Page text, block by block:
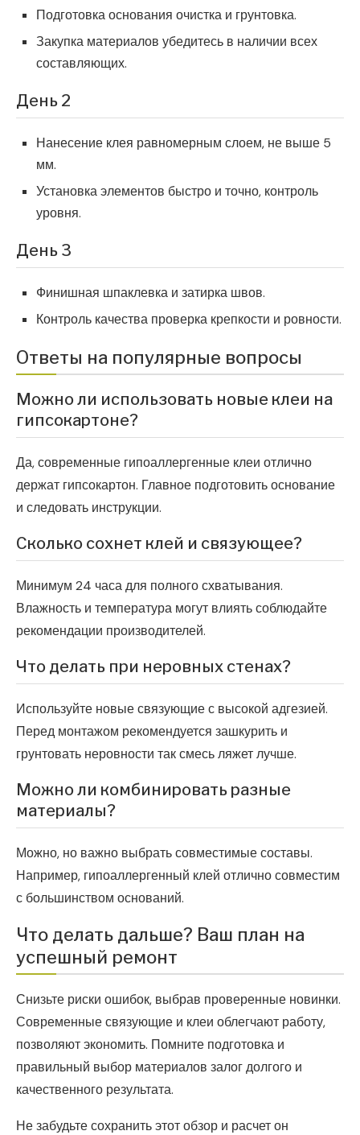
Подготовка основания очистка и грунтовка.
Закупка материалов убедитесь в наличии всех
составляющих.
День 2
Нанесение клея равномерным слоем, не выше 5
мм.
Установка элементов быстро и точно, контроль
уровня.
День 3
Финишная шпаклевка и затирка швов.
Контроль качества проверка крепкости и ровности.
Ответы на популярные вопросы
Можно ли использовать новые клеи на
гипсокартоне?
Да, современные гипоаллергенные клеи отлично
держат гипсокартон. Главное подготовить основание
и следовать инструкции.
Сколько сохнет клей и связующее?
Минимум 24 часа для полного схватывания.
Влажность и температура могут влиять соблюдайте
рекомендации производителей.
Что делать при неровных стенах?
Используйте новые связующие с высокой адгезией.
Перед монтажом рекомендуется зашкурить и
грунтовать неровности так смесь ляжет лучше.
Можно ли комбинировать разные
материалы?
Можно, но важно выбрать совместимые составы.
Например, гипоаллергенный клей отлично совместим
с большинством оснований.
Что делать дальше? Ваш план на
успешный ремонт
Снизьте риски ошибок, выбрав проверенные новинки.
Современные связующие и клеи облегчают работу,
позволяют экономить. Помните подготовка и
правильный выбор материалов залог долгого и
качественного результата.
Не забудьте сохранить этот обзор и расчет он